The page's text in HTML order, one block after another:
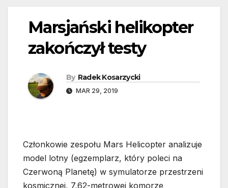
Marsjański helikopter
zakończył testy
By Radek Kosarzycki
MAR 29, 2019
Członkowie zespołu Mars Helicopter analizuje
model lotny (egzemplarz, który poleci na
Czerwoną Planetę) w symulatorze przestrzeni
kosmicznej, 7,62-metrowej komorze